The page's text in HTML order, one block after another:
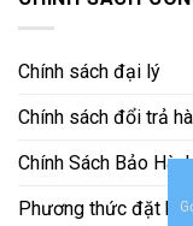
Chính sách đại lý
Chính sách đổi trả
Chính Sách Bảo
Phương thức đặt